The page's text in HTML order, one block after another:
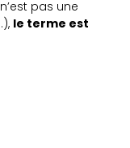
pas une
le terme est